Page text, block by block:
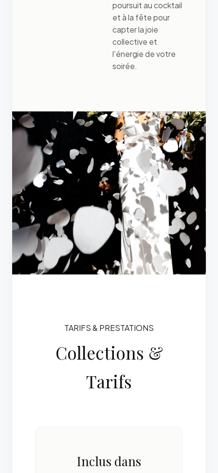
poursuit au cocktail
et à la fête pour
capter la joie
collective et
l'énergie de votre
soirée.
TARIFS & PRESTATIONS
Collections &
Tarifs
Inclus dans